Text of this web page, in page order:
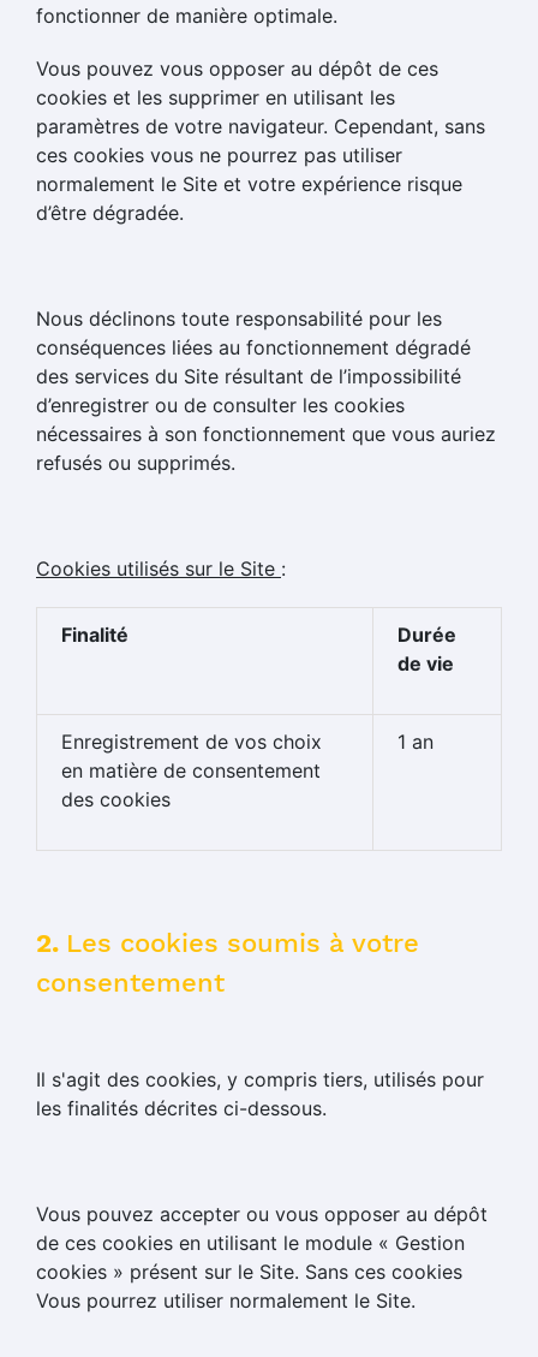
fonctionner de manière optimale.
Vous pouvez vous opposer au dépôt de ces
cookies et les supprimer en utilisant les
paramètres de votre navigateur. Cependant, sans
ces cookies vous ne pourrez pas utiliser
normalement le Site et votre expérience risque
d’être dégradée.
Nous déclinons toute responsabilité pour les
conséquences liées au fonctionnement dégradé
des services du Site résultant de l’impossibilité
d’enregistrer ou de consulter les cookies
nécessaires à son fonctionnement que vous auriez
refusés ou supprimés.
Cookies utilisés sur le Site :
Finalité
Durée
de vie
Enregistrement de vos choix
en matière de consentement
des cookies
1 an
2. Les cookies soumis à votre
consentement
Il s'agit des cookies, y compris tiers, utilisés pour
les finalités décrites ci-dessous.
Vous pouvez accepter ou vous opposer au dépôt
de ces cookies en utilisant le module « Gestion
cookies » présent sur le Site. Sans ces cookies
Vous pourrez utiliser normalement le Site.